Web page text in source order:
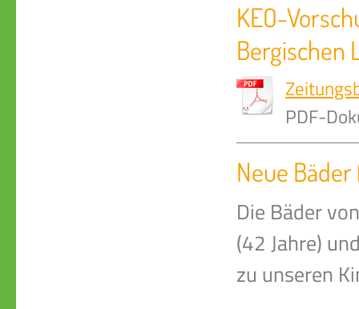
KEO-
Bergischen
PDF-
Neue
Die Bäder
(42 Jahre)
zu unseren